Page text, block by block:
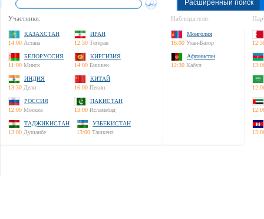
Расширенный поиск
Участники:
КАЗАХСТАН
14:00 Астана
ИРАН
12:30 Тегеран
БЕЛОРУССИЯ
11:00 Минск
КИРГИЗИЯ
14:00 Бишкек
ИНДИЯ
13:30 Дели
КИТАЙ
16:00 Пекин
РОССИЯ
12:00 Москва
ПАКИСТАН
13:00 Исламабад
ТАДЖИКИСТАН
13:00 Душанбе
УЗБЕКИСТАН
13:00 Ташкент
Наблюдатели:
Монголия
16:00 Улан-Батор
Афганистан
12:30 Кабул